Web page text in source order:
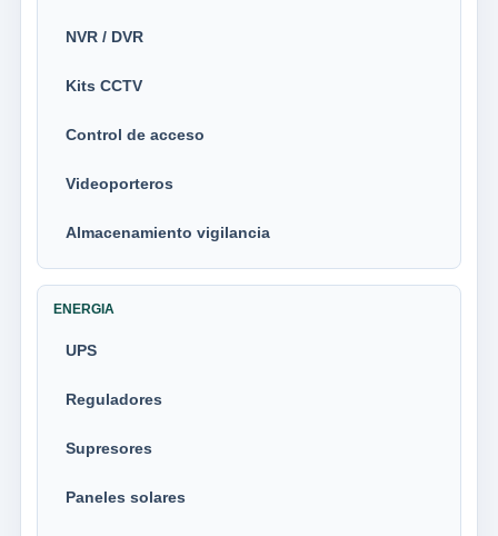
NVR / DVR
Kits CCTV
Control de acceso
Videoporteros
Almacenamiento vigilancia
ENERGIA
UPS
Reguladores
Supresores
Paneles solares